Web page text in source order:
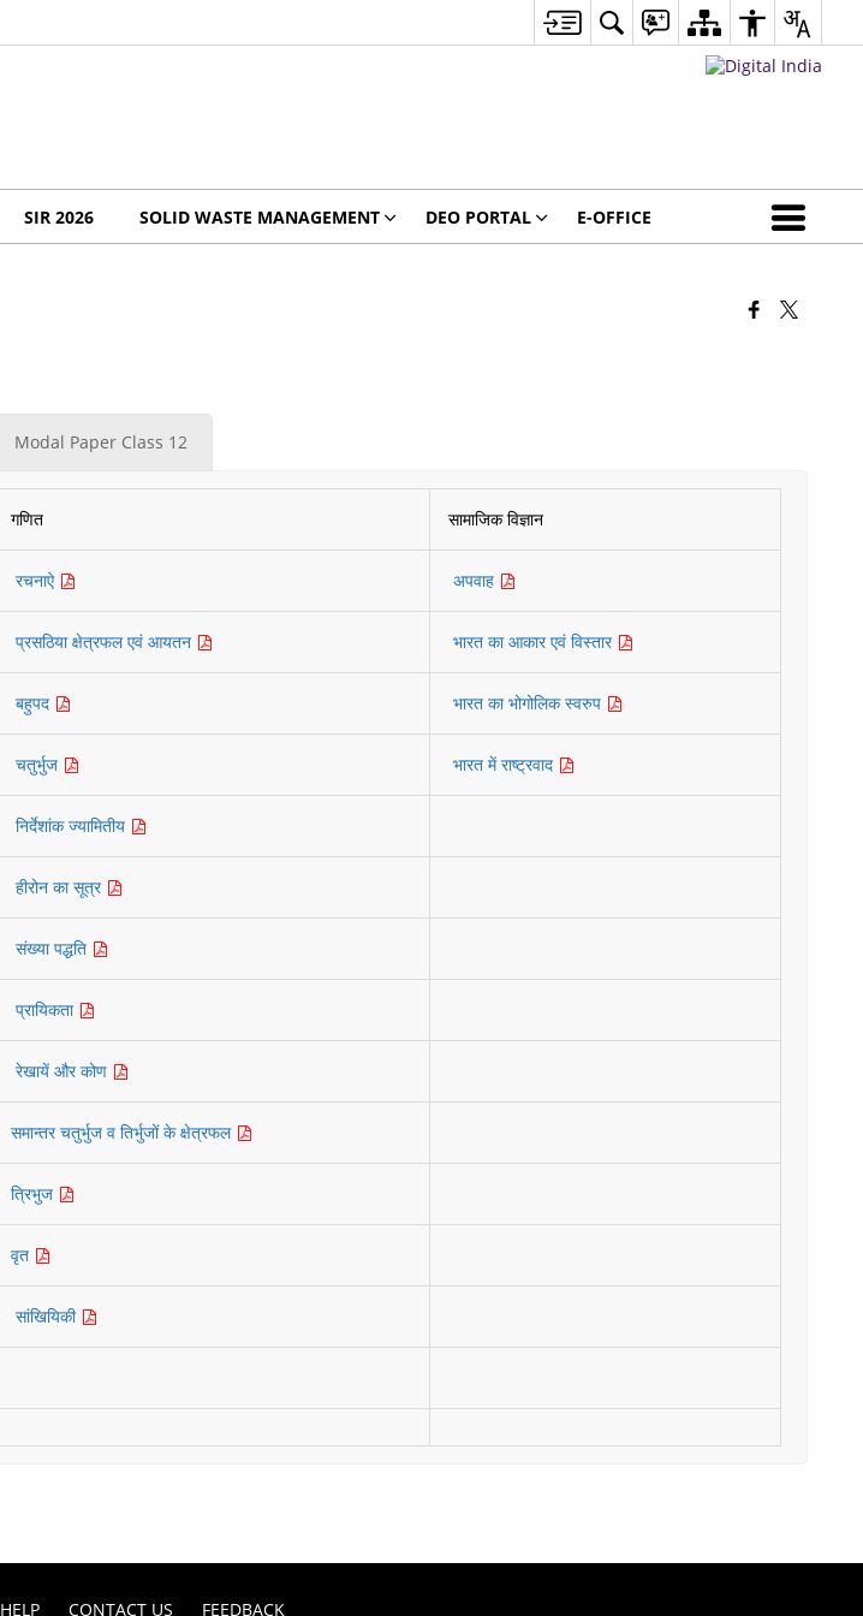
SIR 2026 SOLID WASTE MANAGEMENT DEO PORTAL E-OFFICE
Modal Paper Class 12
गणित सामाजिक विज्ञान
रचनाऐ अपवाह
प्रसठिया क्षेत्रफल एवं आयतन भारत का आकार एवं विस्तार
बहुपद भारत का भोगोलिक स्वरुप
चतुर्भुज भारत में राष्ट्रवाद
निर्देशांक ज्यामितीय
हीरोन का सूत्र
संख्या पद्धति
प्रायिकता
रेखायें और कोण
समान्तर चतुर्भुज व तिर्भुजों के क्षेत्रफल
त्रिभुज
वृत
सांखियिकी
HELP CONTACT US FEEDBACK